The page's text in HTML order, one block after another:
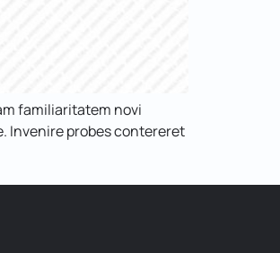
familiaritatem novi
Invenire probes contereret